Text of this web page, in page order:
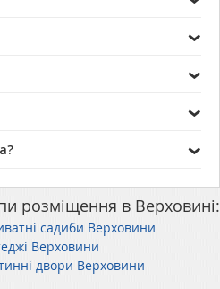
розміщення в Верховині:
садиби Верховини
Верховини
двори Верховини